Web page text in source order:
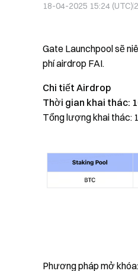
18-04-2025 15:24 (UTC)
Gate Launchpool sẽ
phí airdrop FAI.
Chi tiết Airdrop
Thời gian khai thác:
Tổng lượng khai thác:
Phương pháp mở